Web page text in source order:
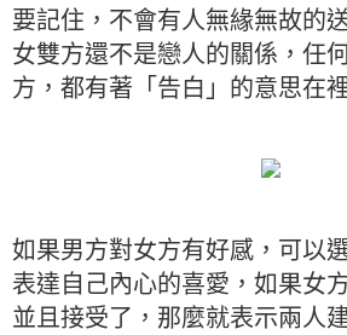
要記住，不會有人無緣無故的
女雙方還不是戀人的關係，任
方，都有著「告白」的意思在
如果男方對女方有好感，可以
表達自己內心的喜愛，如果女
並且接受了，那麼就表示兩人